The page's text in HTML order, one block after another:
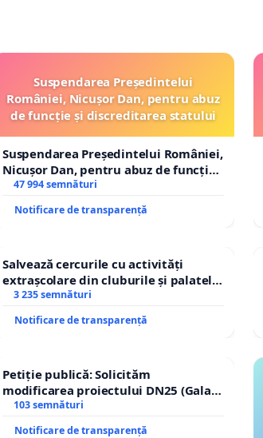
Suspendarea Președintelui
României, Nicușor Dan, pentru abuz
de funcție și discreditarea statului
Suspendarea Președintelui României,
Nicușor Dan, pentru abuz de funcție
și discreditarea statului
47 994 semnături
Notificare de transparență
Salvează cercurile cu activități
extrașcolare din cluburile și palatele
copiilor
3 235 semnături
Notificare de transparență
Petiție publică: Solicităm
modificarea proiectului DN25 (Galați
– Hanu Conachi) prin devierea
103 semnături
Notificare de transparență